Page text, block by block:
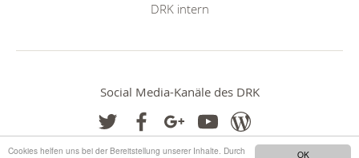
OK
Cookies helfen uns bei der Bereitstellung unserer Inhalte. Durch
DRK intern
Social Media-Kanäle des DRK